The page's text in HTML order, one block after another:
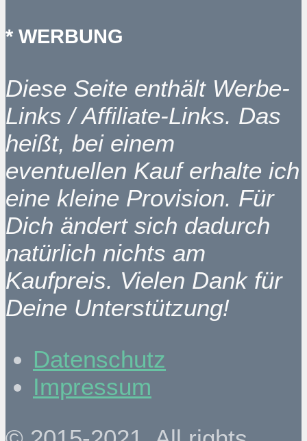
* WERBUNG
Diese Seite enthält Werbe-
Links / Affiliate-Links. Das
heißt, bei einem
eventuellen Kauf erhalte ich
eine kleine Provision. Für
Dich ändert sich dadurch
natürlich nichts am
Kaufpreis. Vielen Dank für
Deine Unterstützung!
Datenschutz
Impressum